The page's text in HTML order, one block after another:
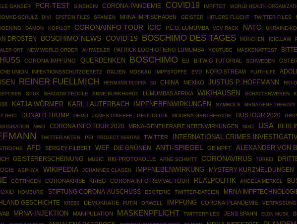
GANSER PCR-TEST SINSHEIM CORONA-PANDEMIE COVID19 IMPFTOT WORLD HEALTH
SCHULZ DIVI EPSTEIN FILES SPANIEN MRNA-IMPFSCHADEN GEISTER HITLERS FLUCHT TWITTER FILES
DÄMON KOPILOT CORONAINFO TOUR ICIC P.L.O. LUMUMBA VCV RACK NATO UKRAINE-
DROSTEN BOSCHIMO-NEWS COVID-19 BOSCHIMO DES TAGES MÜNCHEN ICIC.LAW
ORT NEW WORLD ORDER AHRWEILER PATRICK LOCH OTIENO LUMUMBA YOUTUBE MASKENATTEST
CORONA-IMPFUNG QUERDENKEN BOSCHIMO EU BITWIG TUTORIAL SCHWEDEN
UNION INFEKTIONSSCHUTZGESETZ ITALIEN MOSKAU IMPFSTOFFE EVD NORD STREAM FLUTHILFE
REINER FUELLMICH HERMANN PLOPPA 3G CHINA MEXIKO JUSTUS P. HOFFMANN RKI-
SPUK SHADOW PEOPLE ARNE BURKHARDT LUMUMBAS AFRIKA WIKIHAUSEN SCHATTENWESEN
KATJA WÖRMER KARL LAUTERBACH IMPFNEBENWIRKUNGEN SYMBOLS MRNA GENE THERAPY
GRID DONALD TRUMP DEMO JAMES O'KEEFE GEOPOLITIK MODRNA-GENTHERAPIE BUSTOUR 2020
NWO CORONA INFO TOUR 2020 MRNA-GENTHERAPIE NEBENWIRKUNGEN NGO USA
TWITTER AKTEN PEI PROJECT VERITAS TWITTER INTERNATIONAL CRIMES
AFD SERGEY FILBERT WEF DIE GRÜNEN ANTI-SPIEGEL GEIMPFT ALEXANDER VON
GEISTERERSCHEINUNG MUSIC RKI-PROTOKOLLE ARNE SCHMITT CORONAVIRUS TÜRKEI
ASPHYX WIKIPEDIA JOHANNES CLASEN IMPFNEBENWIRKUNG MYSTERY KURZMELDUNGEN
GÖTTINGEN CORONAKRISE KRIEG CORONA INFO REVIVAL TOUR REALPOLITIK ANGELA MERKEL
HOMBURG STIFTUNG CORONA-AUSCHUSS ESOTERIC TWITTER-DATEIEN MRNA
GESCHICHTE KREBS DEMOKRATIE PUTIN ORWELL IMPFUNG CORONA-PLANDEMIE
MRNA-INJEKTION MANIPULATION MASKENPFLICHT TWITTERFILES JENS SPAHN ELON MUSK